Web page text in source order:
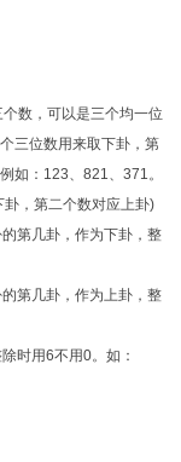
数，可以是三个均一位
三位数用来取下卦，第
如：123、821、371。
，第二个数对应上卦)
第几卦，作为下卦，整
第几卦，作为上卦，整
时用6不用0。如：